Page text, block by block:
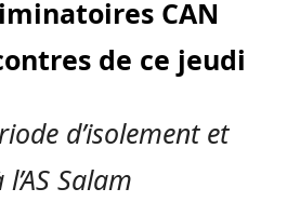
CAN
de ce jeudi
d’isolement et
Salam